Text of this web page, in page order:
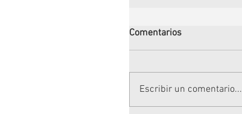
Comentarios
Escribir un comentario...